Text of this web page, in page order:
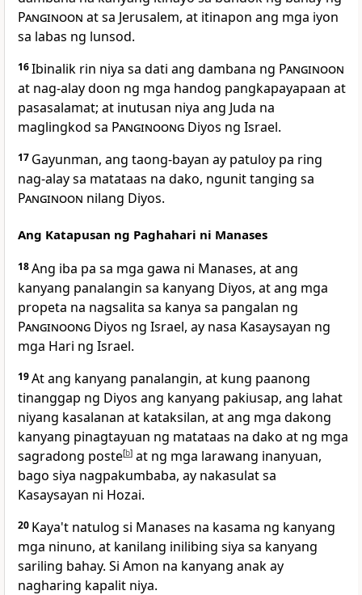
Panginoon at sa Jerusalem, at itinapon ang mga iyon
sa labas ng lunsod.
16Ibinalik rin niya sa dati ang dambana ng Panginoon
at nag-alay doon ng mga handog pangkapayapaan at
pasasalamat; at inutusan niya ang Juda na
maglingkod sa Panginoong Diyos ng Israel.
17 Gayunman, ang taong-bayan ay patuloy pa ring
nag-alay sa matataas na dako, ngunit tanging sa
Panginoon nilang Diyos.
Ang Katapusan ng Paghahari ni Manases
18Ang iba pa sa mga gawa ni Manases, at ang
kanyang panalangin sa kanyang Diyos, at ang mga
propeta na nagsalita sa kanya sa pangalan ng
Panginoong Diyos ng Israel, ay nasa Kasaysayan ng
mga Hari ng Israel.
19At ang kanyang panalangin, at kung paanong
tinanggap ng Diyos ang kanyang pakiusap, ang lahat
niyang kasalanan at kataksilan, at ang mga dakong
kanyang pinagtayuan ng matataas na dako at ng mga
sagradong poste[b] at ng mga larawang inanyuan,
bago siya nagpakumbaba, ay nakasulat sa
Kasaysayan ni Hozai.
20 Kaya't natulog si Manases na kasama ng kanyang
mga ninuno, at kanilang inilibing siya sa kanyang
sariling bahay. Si Amon na kanyang anak ay
nagharing kapalit niya.